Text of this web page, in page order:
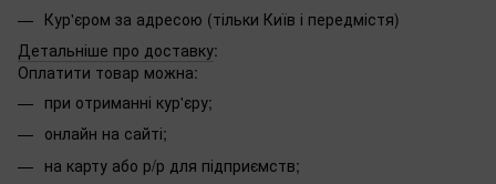
Кур'єром за адресою (тільки Київ і передмістя)
Детальніше про доставку:
Оплатити товар можна:
при отриманні кур'єру;
онлайн на сайті;
на карту або р/р для підприємств;